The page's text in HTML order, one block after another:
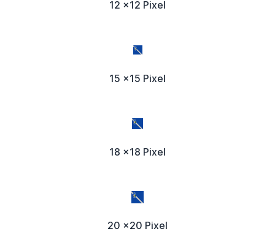
12 x12 Pixel
15 x15 Pixel
18 x18 Pixel
20 x20 Pixel